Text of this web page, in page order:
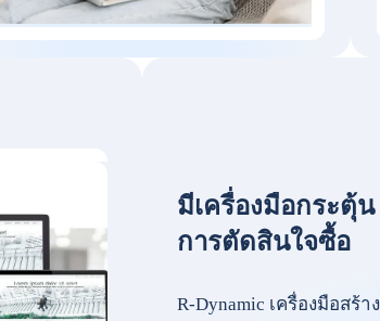
มีเครื่องมือกระตุ้น
การตัดสินใจซื้อ
R-Dynamic เครื่องมือสร้าง